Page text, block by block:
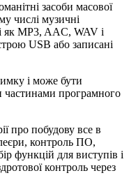
засоби масової
числі музичні
як MP3, AAC, WAV і
USB або записані
і може бути
частинами програмного
про побудову все в
контроль ПО,
функцій для виступів і
контроль через